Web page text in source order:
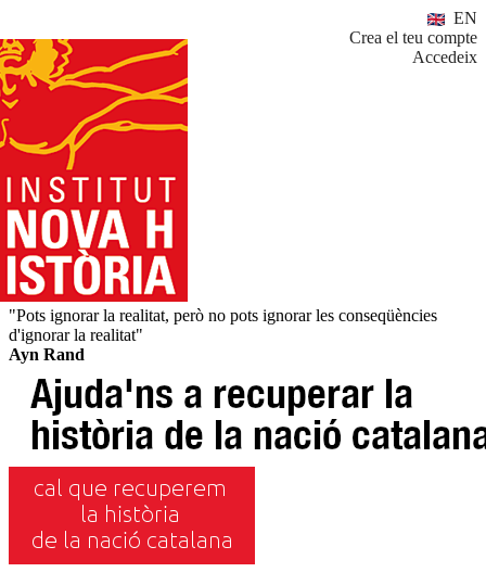
EN
Crea el teu compte
Accedeix
"Pots ignorar la realitat, però no pots ignorar les conseqüències
d'ignorar la realitat"
Ayn Rand